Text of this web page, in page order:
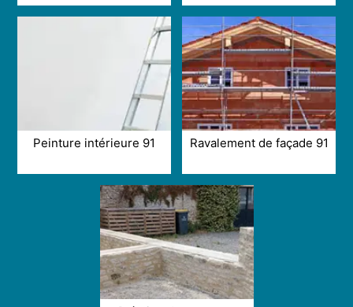
Peinture intérieure 91 Ravalement de façade 91